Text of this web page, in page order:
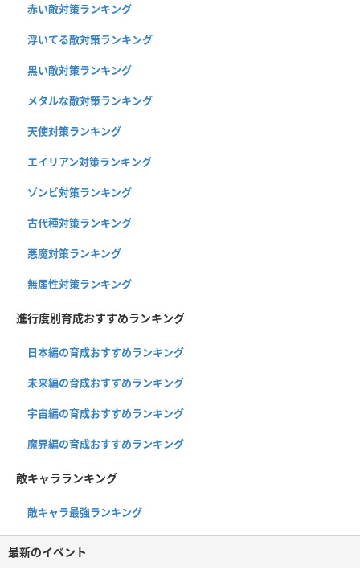
赤い敵対策ランキング
浮いてる敵対策ランキング
黒い敵対策ランキング
メタルな敵対策ランキング
天使対策ランキング
エイリアン対策ランキング
ゾンビ対策ランキング
古代種対策ランキング
悪魔対策ランキング
無属性対策ランキング
進行度別育成おすすめランキング
日本編の育成おすすめランキング
未来編の育成おすすめランキング
宇宙編の育成おすすめランキング
魔界編の育成おすすめランキング
敵キャラランキング
敵キャラ最強ランキング
最新のイベント